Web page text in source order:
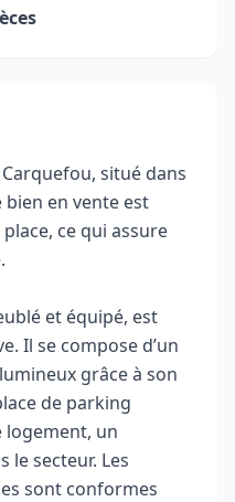
situé dans
bien en vente est
ce qui assure
et équipé, est
Il se compose d’un
grâce à son
de parking
logement, un
le secteur. Les
sont conformes